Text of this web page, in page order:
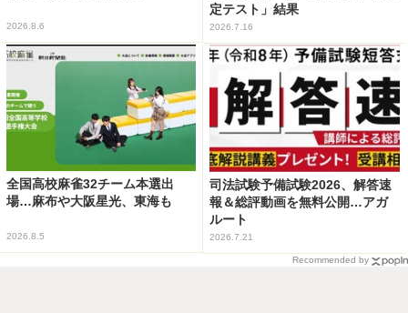
2026.8.6
定テスト」結果
2026.7.16
全国高校麻雀32チーム本選出
場…麻布や大阪星光、東海も
2026.8.5
司法試験予備試験2026、解答速
報＆総評動画を無料公開…アガ
ルート
2026.7.21
Recommended by